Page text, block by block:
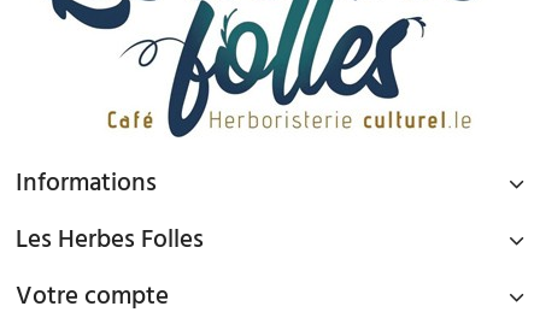
Informations
Les Herbes Folles
Votre compte